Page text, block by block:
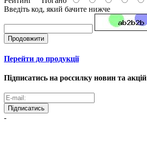
Введіть код, який бачите нижче
Продовжити
Перейти до продукції
Підписатись на россилку новин та акцій
Підписатись
-